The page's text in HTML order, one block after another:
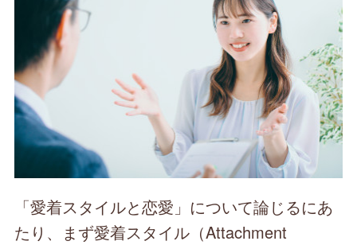
「愛着スタイルと恋愛」について論じるにあ
たり、まず愛着スタイル（Attachment